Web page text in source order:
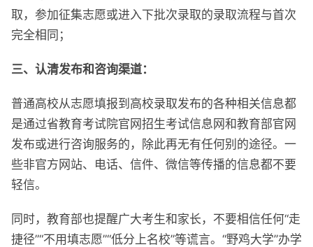
取，参加征集志愿或进入下批次录取的录取流程与首次
完全相同；
三、认清发布和咨询渠道：
普通高校从志愿填报到高校录取发布的各种相关信息都
是通过省教育考试院官网招生考试信息网和教育部官网
发布或进行咨询服务的，除此再无有任何别的途径。一
些非官方网站、电话、信件、微信等传播的信息都不要
轻信。
同时，教育部也提醒广大考生和家长，不要相信任何“走
捷径”“不用填志愿”“低分上名校”等谎言。“野鸡大学”办学